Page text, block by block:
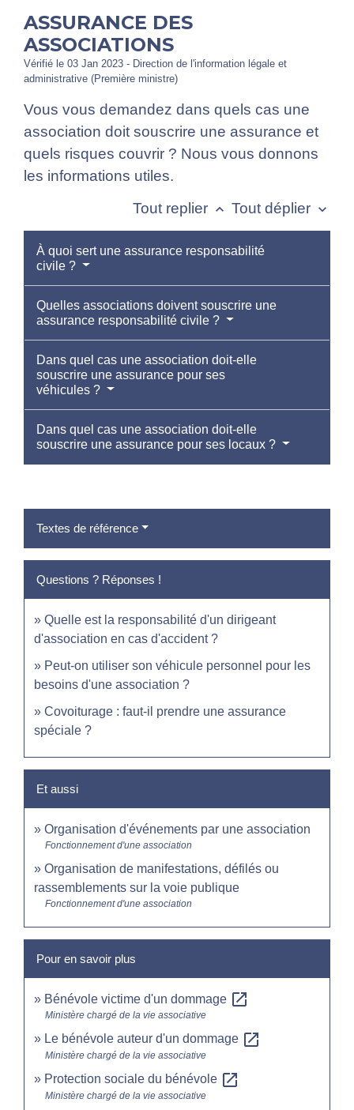
ASSURANCE DES
ASSOCIATIONS
Vérifié le 03 Jan 2023 - Direction de l'information légale et
administrative (Première ministre)
Vous vous demandez dans quels cas une
association doit souscrire une assurance et
quels risques couvrir ? Nous vous donnons
les informations utiles.
Tout replier keyboard_arrow_up Tout déplier keyboard_arrow_down
À quoi sert une assurance responsabilité
civile ?
Quelles associations doivent souscrire une
assurance responsabilité civile ?
Dans quel cas une association doit-elle
souscrire une assurance pour ses
véhicules ?
Dans quel cas une association doit-elle
souscrire une assurance pour ses locaux ?
Textes de référence
Questions ? Réponses !
Quelle est la responsabilité d'un dirigeant
d'association en cas d'accident ?
Peut-on utiliser son véhicule personnel pour les
besoins d'une association ?
Covoiturage : faut-il prendre une assurance
spéciale ?
Et aussi
Organisation d'événements par une association
Fonctionnement d'une association
Organisation de manifestations, défilés ou
rassemblements sur la voie publique
Fonctionnement d'une association
Pour en savoir plus
Bénévole victime d'un dommage open_in_new
Ministère chargé de la vie associative
Le bénévole auteur d'un dommage open_in_new
Ministère chargé de la vie associative
Protection sociale du bénévole open_in_new
Ministère chargé de la vie associative